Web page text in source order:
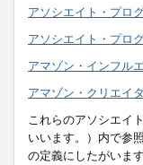
アソシエイト・プロ
アソシエイト・プロ
アマゾン・インフル
アマゾン・クリエイ
これらのアソシエイ
いいます。）内で参
の定義にしたがいま